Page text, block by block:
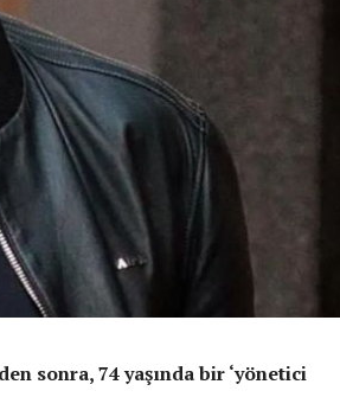
sonra, 74 yaşında bir ‘yönetici